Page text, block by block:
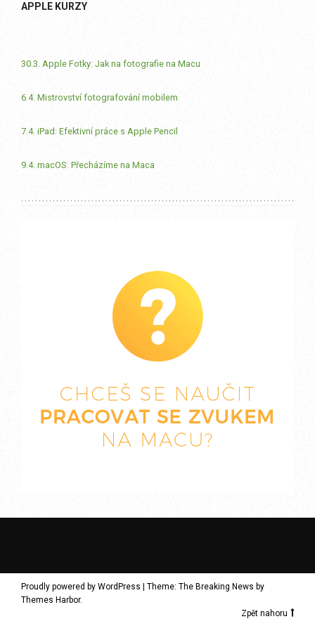
APPLE KURZY
30.3. Apple Fotky: Jak na fotografie na Macu
6.4. Mistrovství fotografování mobilem
7.4. iPad: Efektivní práce s Apple Pencil
9.4. macOS: Přecházíme na Maca
Proudly powered by WordPress
Theme: The Breaking News by
Themes Harbor.
Zpět nahoru